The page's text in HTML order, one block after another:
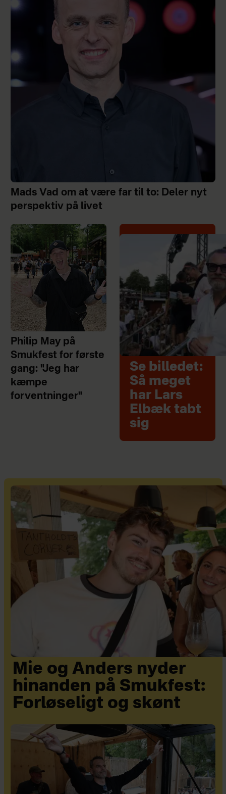
Mads Vad om at være far til to: Deler nyt
perspektiv på livet
Philip May på
Smukfest for første
gang: "Jeg har
kæmpe
forventninger"
Se billedet:
Så meget
har Lars
Elbæk tabt
sig
Mie og Anders nyder
hinanden på Smukfest:
Forløseligt og skønt